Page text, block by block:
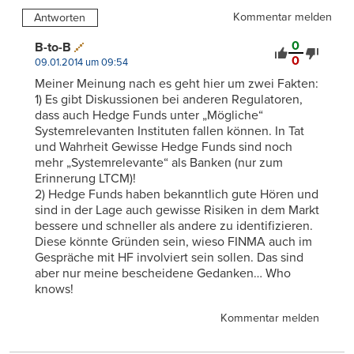
Antworten Kommentar melden
0
0
B-to-B
09.01.2014 um 09:54
Meiner Meinung nach es geht hier um zwei Fakten:
1) Es gibt Diskussionen bei anderen Regulatoren,
dass auch Hedge Funds unter „Mögliche“
Systemrelevanten Instituten fallen können. In Tat
und Wahrheit Gewisse Hedge Funds sind noch
mehr „Systemrelevante“ als Banken (nur zum
Erinnerung LTCM)!
2) Hedge Funds haben bekanntlich gute Hören und
sind in der Lage auch gewisse Risiken in dem Markt
bessere und schneller als andere zu identifizieren.
Diese könnte Gründen sein, wieso FINMA auch im
Gespräche mit HF involviert sein sollen. Das sind
aber nur meine bescheidene Gedanken… Who
knows!
Kommentar melden